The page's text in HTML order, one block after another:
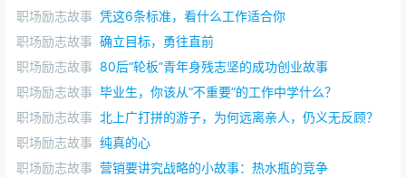
呢？
解决这个问题，就基本解决了我们犯懒的毛病。
近段时间，我每天早上都是6点多起床，然后和朋友一
起去晨跑，变得很勤快。
之所以没有犯懒，是因为不敢懒，我们晨跑三人组有
个约定，没有特殊原因，谁缺席一次，就罚1000。
职场励志故事 凭这6条标准，看什么工作适合你
职场励志故事 确立目标，勇往直前
职场励志故事 80后“轮板”青年身残志坚的成功创业故事
职场励志故事 毕业生，你该从“不重要”的工作中学什么？
职场励志故事 北上广打拼的游子，为何远离亲人，仍义无反顾？
职场励志故事 纯真的心
职场励志故事 营销要讲究战略的小故事：热水瓶的竞争